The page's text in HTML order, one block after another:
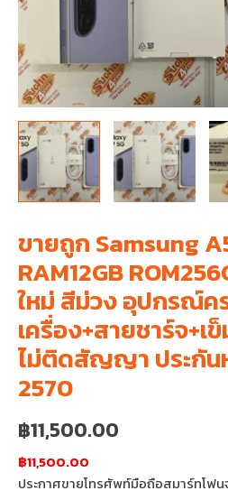
ขายถูก Samsung
RAM12GB
ใหม่ สีม่วง อุปกรณ์ค
เครื่อง+สายชาร์จ+เ
ไม่ติดสัญญา ประกัน
2570
฿11,500.00
฿11,500.00
ประกาศขายโทรศัพท์มือถือสมาร์ทโฟ